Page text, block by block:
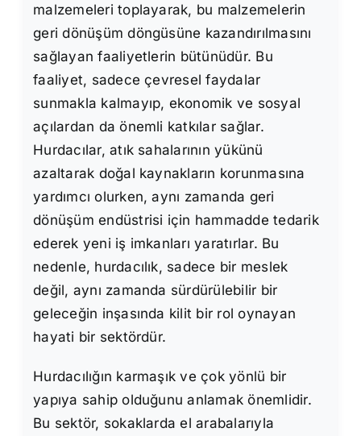
malzemeleri toplayarak, bu malzemelerin
geri dönüşüm döngüsüne kazandırılmasını
sağlayan faaliyetlerin bütünüdür. Bu
faaliyet, sadece çevresel faydalar
sunmakla kalmayıp, ekonomik ve sosyal
açılardan da önemli katkılar sağlar.
Hurdacılar, atık sahalarının yükünü
azaltarak doğal kaynakların korunmasına
yardımcı olurken, aynı zamanda geri
dönüşüm endüstrisi için hammadde tedarik
ederek yeni iş imkanları yaratırlar. Bu
nedenle, hurdacılık, sadece bir meslek
değil, aynı zamanda sürdürülebilir bir
geleceğin inşasında kilit bir rol oynayan
hayati bir sektördür.
Hurdacılığın karmaşık ve çok yönlü bir
yapıya sahip olduğunu anlamak önemlidir.
Bu sektör, sokaklarda el arabalarıyla